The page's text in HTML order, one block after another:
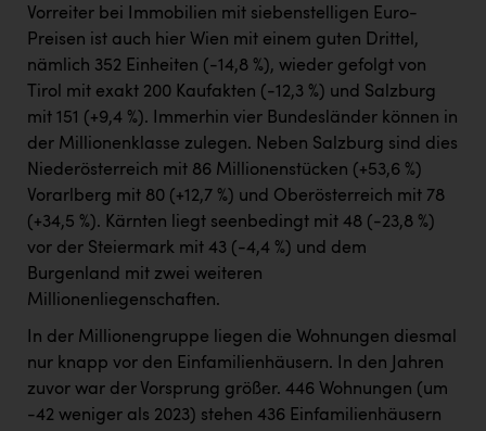
Vorreiter bei Immobilien mit siebenstelligen Euro-
Preisen ist auch hier Wien mit einem guten Drittel,
nämlich 352 Einheiten (-14,8 %), wieder gefolgt von
Tirol mit exakt 200 Kaufakten (-12,3 %) und Salzburg
mit 151 (+9,4 %). Immerhin vier Bundesländer können in
der Millionenklasse zulegen. Neben Salzburg sind dies
Niederösterreich mit 86 Millionenstücken (+53,6 %)
Vorarlberg mit 80 (+12,7 %) und Oberösterreich mit 78
(+34,5 %). Kärnten liegt seenbedingt mit 48 (-23,8 %)
vor der Steiermark mit 43 (-4,4 %) und dem
Burgenland mit zwei weiteren
Millionenliegenschaften.
In der Millionengruppe liegen die Wohnungen diesmal
nur knapp vor den Einfamilienhäusern. In den Jahren
zuvor war der Vorsprung größer. 446 Wohnungen (um
-42 weniger als 2023) stehen 436 Einfamilienhäusern